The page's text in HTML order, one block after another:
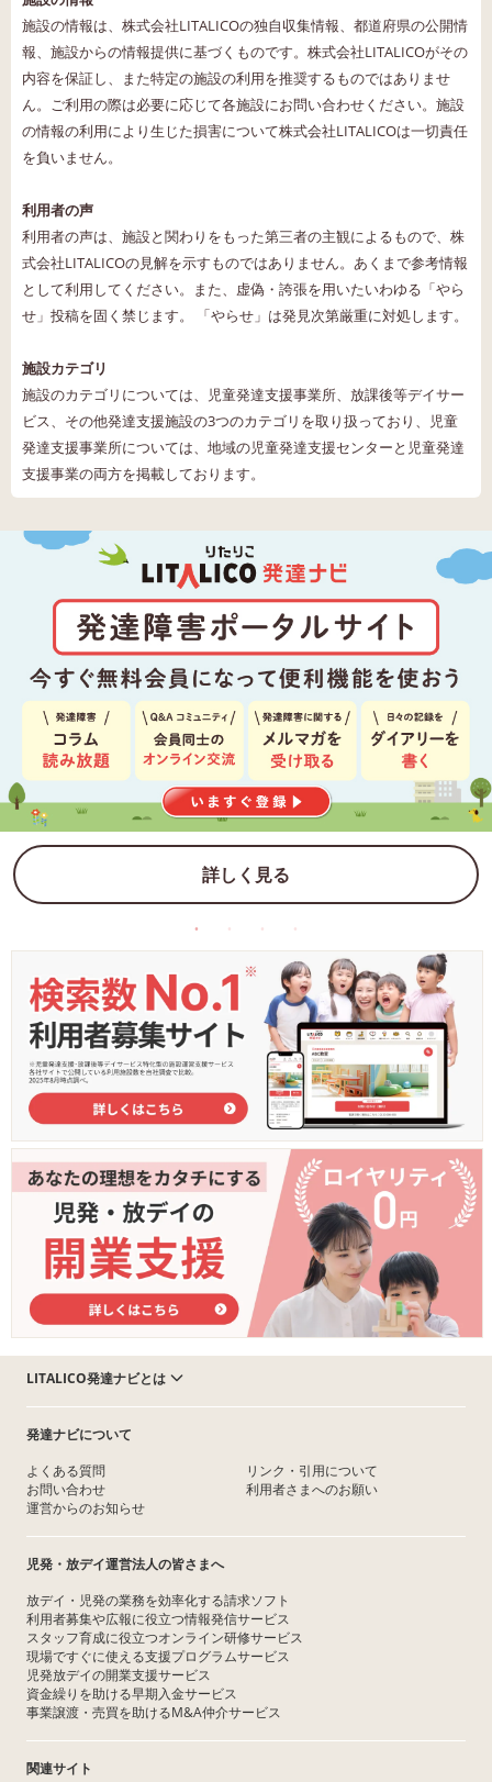
施設の情報は、株式会社LITALICOの独自収集情報、都道府県の公開情
報、施設からの情報提供に基づくものです。株式会社LITALICOがその
内容を保証し、また特定の施設の利用を推奨するものではありませ
ん。ご利用の際は必要に応じて各施設にお問い合わせください。施設
の情報の利用により生じた損害について株式会社LITALICOは一切責任
を負いません。
利用者の声
利用者の声は、施設と関わりをもった第三者の主観によるもので、株
式会社LITALICOの見解を示すものではありません。あくまで参考情報
として利用してください。また、虚偽・誇張を用いたいわゆる「やら
せ」投稿を固く禁じます。 「やらせ」は発見次第厳重に対処します。
施設カテゴリ
施設のカテゴリについては、児童発達支援事業所、放課後等デイサー
ビス、その他発達支援施設の3つのカテゴリを取り扱っており、児童
発達支援事業所については、地域の児童発達支援センターと児童発達
支援事業の両方を掲載しております。
詳しく見る
LITALICO発達ナビとは
発達ナビについて
よくある質問
お問い合わせ
運営からのお知らせ
リンク・引用について
利用者さまへのお願い
児発・放デイ運営法人の皆さまへ
放デイ・児発の業務を効率化する請求ソフト
利用者募集や広報に役立つ情報発信サービス
スタッフ育成に役立つオンライン研修サービス
現場ですぐに使える支援プログラムサービス
児発放デイの開業支援サービス
資金繰りを助ける早期入金サービス
事業譲渡・売買を助けるM&A仲介サービス
関連サイト